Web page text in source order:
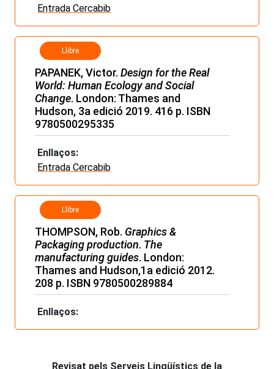
Entrada Cercabib
Llibre
PAPANEK, Victor. Design for the Real
World: Human Ecology and Social
Change. London: Thames and
Hudson, 3a edició 2019. 416 p. ISBN
9780500295335
Enllaços:
Entrada Cercabib
Llibre
THOMPSON, Rob. Graphics &
Packaging production. The
manufacturing guides. London:
Thames and Hudson,1a edició 2012.
208 p. ISBN 9780500289884
Enllaços:
Revisat pels Serveis Lingüístics de la